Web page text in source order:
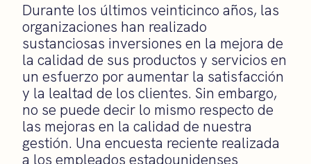
Durante los últimos veinticinco años, las
organizaciones han realizado
sustanciosas inversiones en la mejora de
la calidad de sus productos y servicios en
un esfuerzo por aumentar la satisfacción
y la lealtad de los clientes. Sin embargo,
no se puede decir lo mismo respecto de
las mejoras en la calidad de nuestra
gestión. Una encuesta reciente realizada
a los empleados estadounidenses